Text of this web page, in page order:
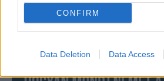
CONFIRM
Data Deletion Data Access
fenntarthatóság és kortárs művészet